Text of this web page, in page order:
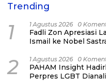
Trending
1 1 Agustus 2026 0
Fadli Zon Apresiasi
Ismail ke Nobel
2 1 Agustus 2026 0
PAHAM Insight
Perpres LGBT